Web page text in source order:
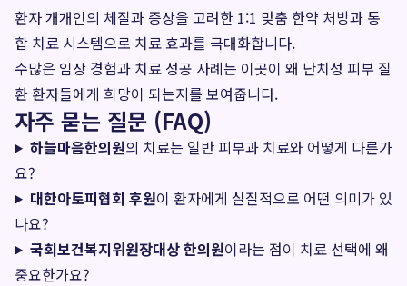
환자 개개인의 체질과 증상을 고려한 1:1 맞춤 한약 처방과 통
합 치료 시스템으로 치료 효과를 극대화합니다.
수많은 임상 경험과 치료 성공 사례는 이곳이 왜 난치성 피부 질
환 환자들에게 희망이 되는지를 보여줍니다.
자주 묻는 질문 (FAQ)
하늘마음한의원의 치료는 일반 피부과 치료와 어떻게 다른가
요?
대한아토피협회 후원이 환자에게 실질적으로 어떤 의미가 있
나요?
국회보건복지위원장대상 한의원이라는 점이 치료 선택에 왜
중요한가요?